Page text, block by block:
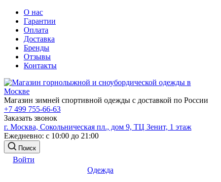
О нас
Гарантии
Оплата
Доставка
Бренды
Отзывы
Контакты
Магазин зимней спортивной одежды с доставкой по России
+7 499 755-66-63
Заказать звонок
г. Москва, Сокольническая пл., дом 9, ТЦ Зенит, 1 этаж
Ежедневно: с 10:00 до 21:00
Поиск
Войти
Одежда